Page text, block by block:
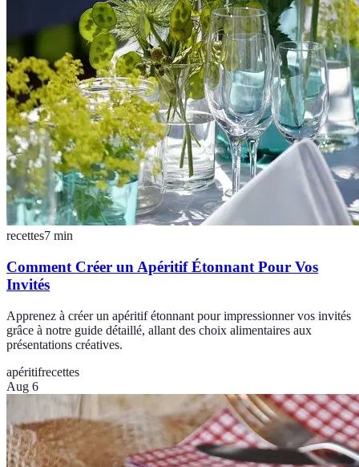
recettes7 min
Comment Créer un Apéritif Étonnant Pour Vos
Invités
Apprenez à créer un apéritif étonnant pour impressionner vos invités
grâce à notre guide détaillé, allant des choix alimentaires aux
présentations créatives.
apéritifrecettes
Aug 6